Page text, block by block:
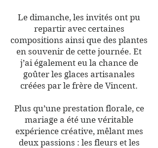
Le dimanche, les invités ont pu
repartir avec certaines
compositions ainsi que des plantes
en souvenir de cette journée. Et
j’ai également eu la chance de
goûter les glaces artisanales
créées par le frère de Vincent.
Plus qu’une prestation florale, ce
mariage a été une véritable
expérience créative, mêlant mes
deux passions : les fleurs et les